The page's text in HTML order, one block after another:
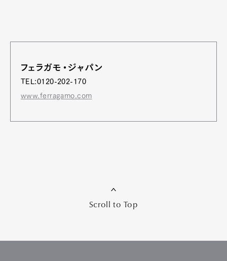
フェラガモ・ジャパン
TEL:0120-202-170
www.ferragamo.com
Scroll to Top